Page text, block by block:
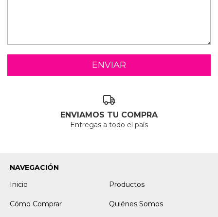
ENVIAMOS TU COMPRA
Entregas a todo el país
NAVEGACIÓN
Inicio
Productos
Cómo Comprar Quiénes Somos